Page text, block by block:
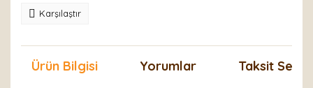
Karşılaştır
Ürün Bilgisi Yorumlar Taksit